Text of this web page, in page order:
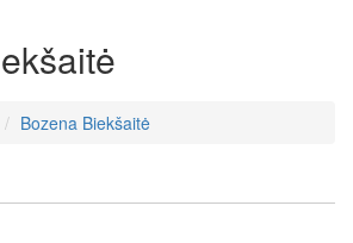
Bozena Biekšaitė